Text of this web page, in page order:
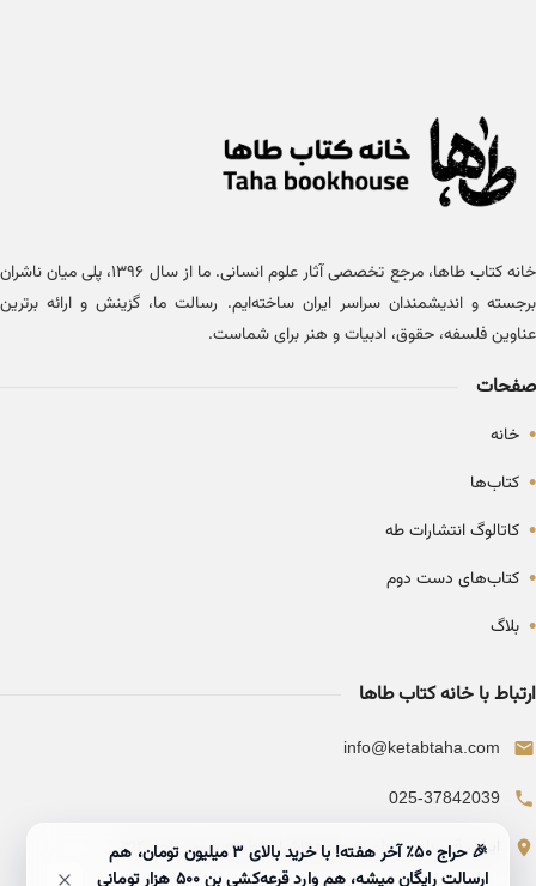
خانه کتاب طاها، مرجع تخصصی آثار علوم انسانی. ما از سال ۱۳۹۶، پلی میان ناشران
برجسته و اندیشمندان سراسر ایران ساخته‌ایم. رسالت ما، گزینش و ارائه برترین
عناوین فلسفه، حقوق، ادبیات و هنر برای شماست.
صفحات
• خانه
• کتاب‌ها
• کاتالوگ انتشارات طه
• کتاب‌های دست دوم
• بلاگ
ارتباط با خانه کتاب طاها
info@ketabtaha.com
025-37842039
ایران، قم، بلوار معلم، مجتمع ناشران، طبقه سوم، واحد ۳۱۴
🎉 حراج ۵۰٪ آخر هفته! با خرید بالای 3 میلیون تومان، هم
ارسالت رایگان میشه، هم وارد قرعه‌کشی بن ۵۰۰ هزار تومانی